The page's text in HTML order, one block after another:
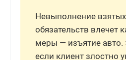
Невыполнение взятых
обязательств влечет
меры — изъятие авто.
если клиент злостно